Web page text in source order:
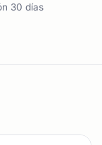
30 días